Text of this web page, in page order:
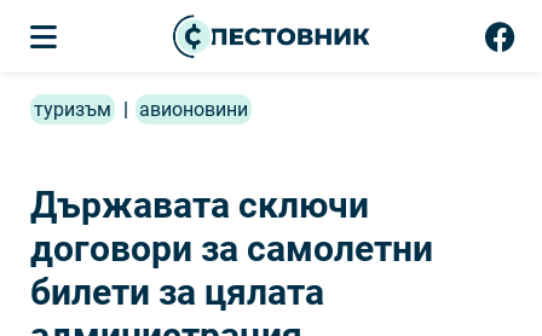
туризъм | авионовини
Държавата сключи
договори за самолетни
билети за цялата